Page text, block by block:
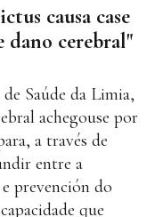
causa case
dano cerebral"
Saúde da Limia,
achegouse por
a través de
entre a
prevención do
que